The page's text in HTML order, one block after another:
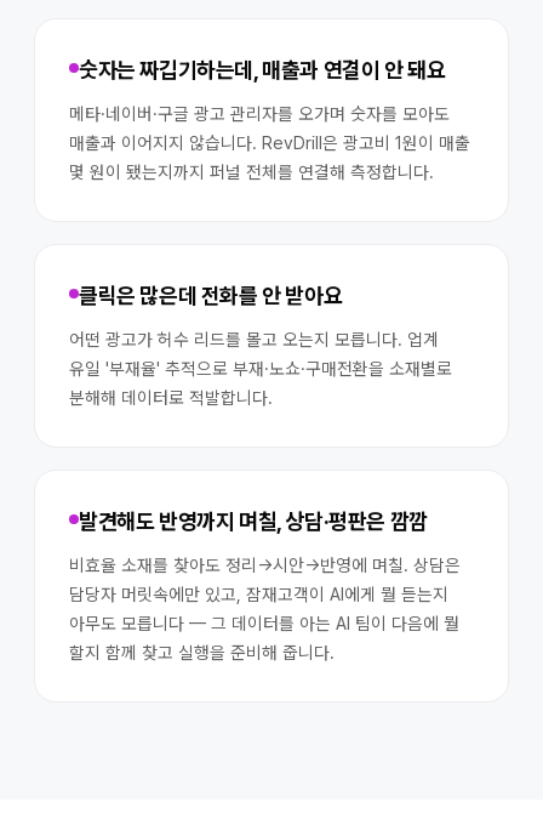
숫자는 짜깁기하는데, 매출과 연결이 안 돼요
메타·네이버·구글 광고 관리자를 오가며 숫자를 모아도
매출과 이어지지 않습니다. RevDrill은 광고비 1원이 매출
몇 원이 됐는지까지 퍼널 전체를 연결해 측정합니다.
클릭은 많은데 전화를 안 받아요
어떤 광고가 허수 리드를 몰고 오는지 모릅니다. 업계
유일 '부재율' 추적으로 부재·노쇼·구매전환을 소재별로
분해해 데이터로 적발합니다.
발견해도 반영까지 며칠, 상담·평판은 깜깜
비효율 소재를 찾아도 정리→시안→반영에 며칠. 상담은
담당자 머릿속에만 있고, 잠재고객이 AI에게 뭘 듣는지
아무도 모릅니다 — 그 데이터를 아는 AI 팀이 다음에 뭘
할지 함께 찾고 실행을 준비해 줍니다.